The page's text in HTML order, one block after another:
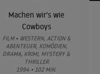
Machen wir's wie
Cowboys
FILM • WESTERN, ACTION &
ABENTEUER, KOMÖDIEN,
DRAMA, KRIMI, MYSTERY &
THRILLER
1994 • 102 MIN.